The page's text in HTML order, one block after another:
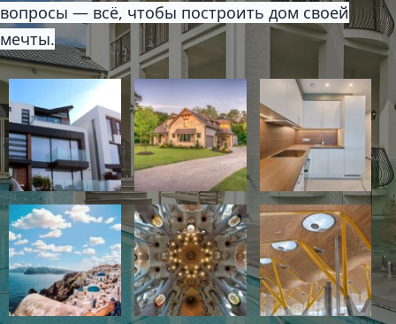
вопросы — всё, чтобы построить дом своей
мечты.